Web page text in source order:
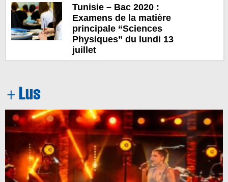
Tunisie – Bac 2020 :
Examens de la matière
principale “Sciences
Physiques” du lundi 13
juillet